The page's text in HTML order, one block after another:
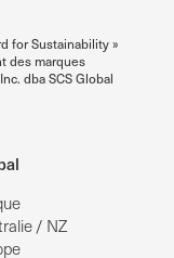
for Sustainability »
des marques
dba SCS Global
/ NZ